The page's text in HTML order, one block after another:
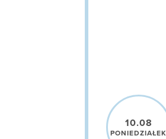
10.08
PONIEDZIAŁEK